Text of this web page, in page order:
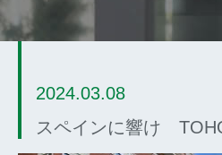
2024.03.08
スペインに響け